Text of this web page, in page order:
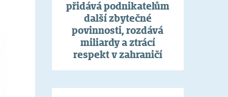
přidává podnikatelům
další zbytečné
povinnosti, rozdává
miliardy a ztrácí
respekt v zahraničí